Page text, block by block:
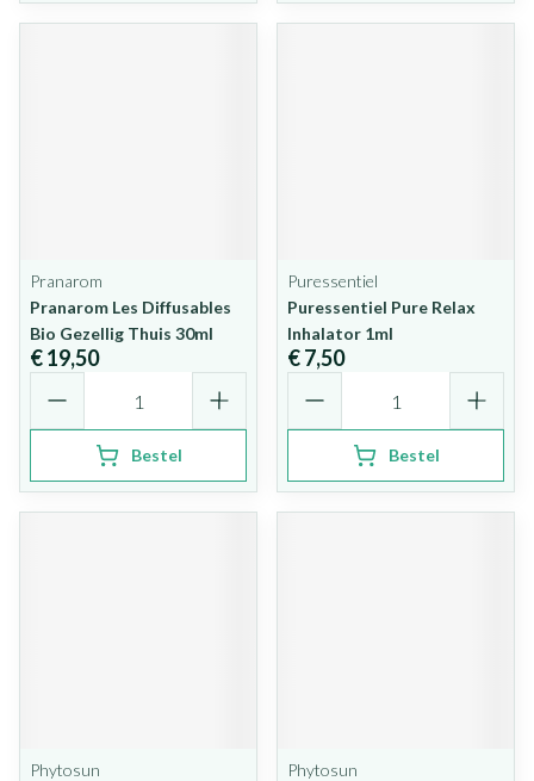
Pranarom
Pranarom Les Diffusables
Bio Gezellig Thuis 30ml
€ 19,50
Bestel
Puressentiel
Puressentiel Pure Relax
Inhalator 1ml
€ 7,50
Bestel
Phytosun
Phytosun